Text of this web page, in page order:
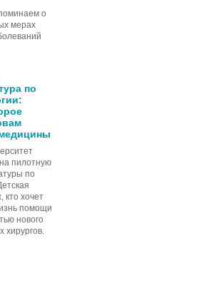
о
мерах
по
пилотную
по
кто хочет
помощи
нового
хирургов.